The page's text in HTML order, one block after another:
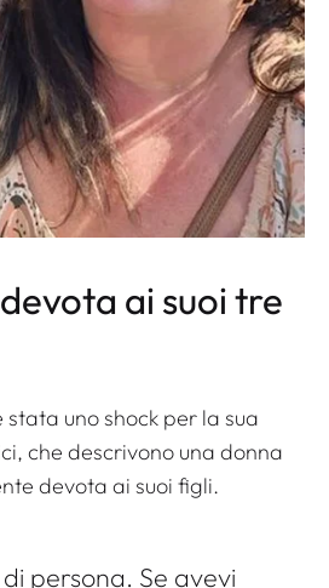
ai suoi tre
stata uno shock per la sua
che descrivono una donna
devota ai suoi figli.
persona. Se avevi